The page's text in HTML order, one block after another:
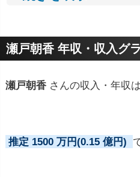
プロフィールトピック
瀬戸朝香 年収・収入グ
瀬戸朝香 さんの収入・年収は
推定 1500 万円(0.15 億円)